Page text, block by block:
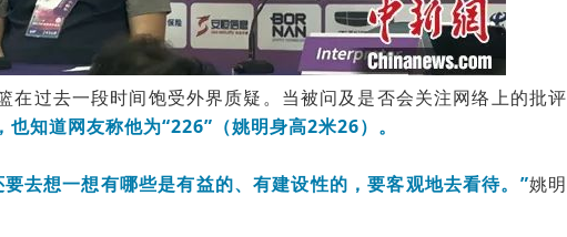
在过去一段时间饱受外界质疑。当被问及是否会关注网络上的批评
知道网友称他为“226”（姚明身高2米26）。
去想一想有哪些是有益的、有建设性的，要客观地去看待。”姚明